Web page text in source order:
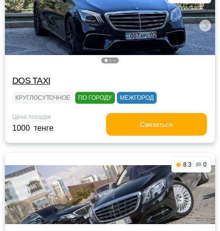
DOS TAXI
КРУГЛОСУТОЧНОЕ ПО ГОРОДУ МЕЖГОРОД
Цена посадки
1000 тенге Связаться
8.3 0